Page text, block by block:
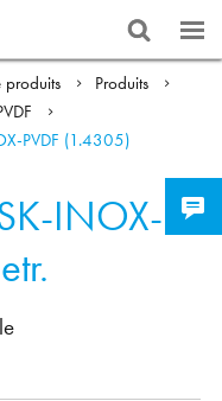
produits
Produits
PVDF (1.4305)
INOX-